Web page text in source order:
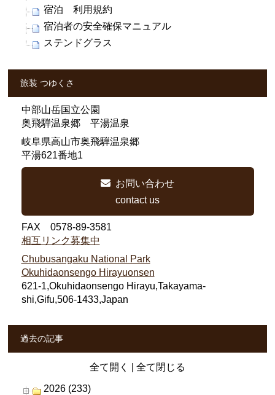
宿泊 利用規約
宿泊者の安全確保マニュアル
ステンドグラス
旅装 つゆくさ
中部山岳国立公園
奥飛騨温泉郷 平湯温泉
岐阜県高山市奥飛騨温泉郷
平湯621番地1
お問い合わせ
contact us
FAX 0578-89-3581
相互リンク募集中
Chubusangaku National Park
Okuhidaonsengo Hirayuonsen
621-1,Okuhidaonsengo Hirayu,Takayama-
shi,Gifu,506-1433,Japan
過去の記事
全て開く 全て閉じる
2026 (233)